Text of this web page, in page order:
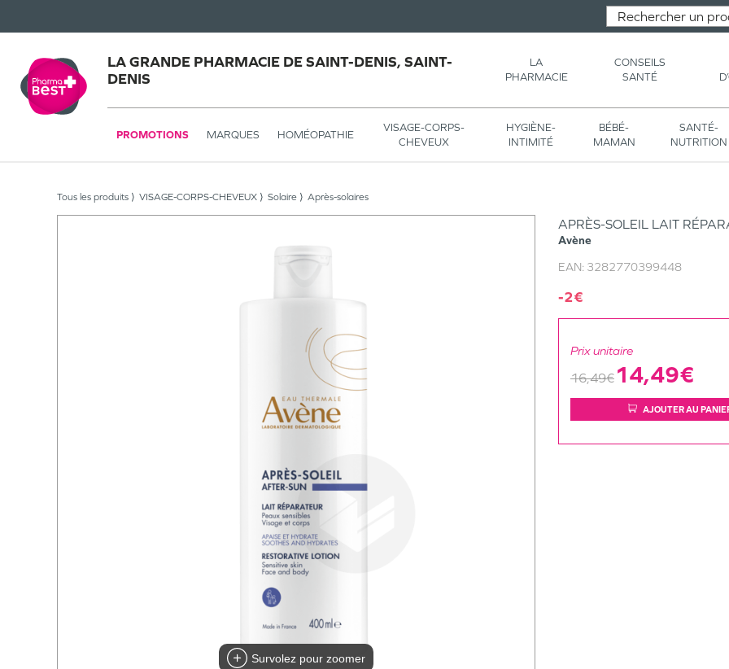
LA GRANDE PHARMACIE DE SAINT-DENIS, SAINT-
DENIS
LA
PHARMACIE
CONSEILS
SANTÉ
PROMOTIONS MARQUES HOMÉOPATHIE
VISAGE-CORPS-
CHEVEUX
HYGIÈNE-
INTIMITÉ
BÉBÉ-
MAMAN
SANTÉ-
NUTRITION
Tous les produits VISAGE-CORPS-CHEVEUX Solaire Après-solaires
Survolez pour zoomer
APRÈS-SOLEIL LAIT
Avène
EAN: 3282770399448
-2€
Prix unitaire
16,49€ 14,49€
AJOUTER AU